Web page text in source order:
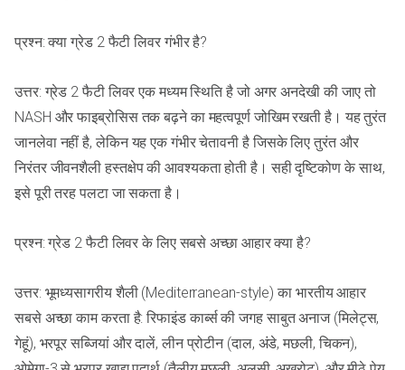
प्रश्न: क्या ग्रेड 2 फैटी लिवर गंभीर है?
उत्तर: ग्रेड 2 फैटी लिवर एक मध्यम स्थिति है जो अगर अनदेखी की जाए तो
NASH और फाइब्रोसिस तक बढ़ने का महत्वपूर्ण जोखिम रखती है। यह तुरंत
जानलेवा नहीं है, लेकिन यह एक गंभीर चेतावनी है जिसके लिए तुरंत और
निरंतर जीवनशैली हस्तक्षेप की आवश्यकता होती है। सही दृष्टिकोण के साथ,
इसे पूरी तरह पलटा जा सकता है।
प्रश्न: ग्रेड 2 फैटी लिवर के लिए सबसे अच्छा आहार क्या है?
उत्तर: भूमध्यसागरीय शैली (Mediterranean-style) का भारतीय आहार
सबसे अच्छा काम करता है: रिफाइंड कार्ब्स की जगह साबुत अनाज (मिलेट्स,
गेहूं), भरपूर सब्जियां और दालें, लीन प्रोटीन (दाल, अंडे, मछली, चिकन),